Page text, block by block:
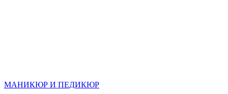
МАНИКЮР И ПЕДИКЮР